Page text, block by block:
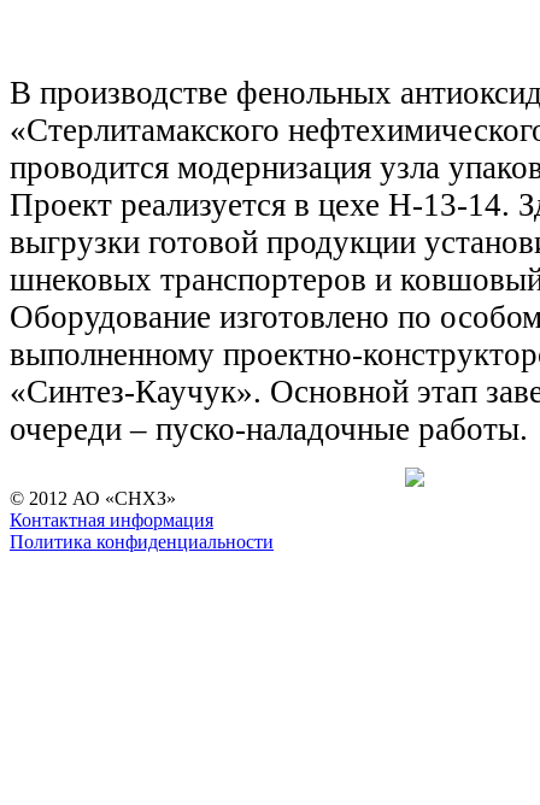
В производстве фенольных
«Стерлитамакского
проводится модернизация узла
Проект реализуется в цехе Н-13-14.
выгрузки готовой продукции
шнековых транспортеров и
Оборудование изготовлено по
выполненному проектно-
«Синтез-Каучук». Основной этап
очереди – пуско-наладочные работы.
© 2012 АО «СНХЗ»
Контактная информация
Политика конфиденциальности